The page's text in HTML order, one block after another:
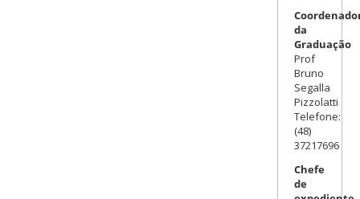
da
Graduação
Prof
Bruno
Segalla
Pizzolatti
Telefone:
(48)
37217696
Chefe
de